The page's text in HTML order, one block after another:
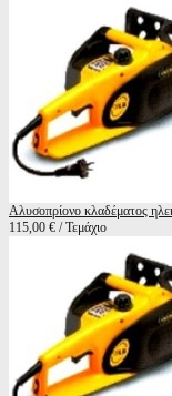
Αλυσοπρίονο κλαδέματος
115,00 € / Τεμάχιο